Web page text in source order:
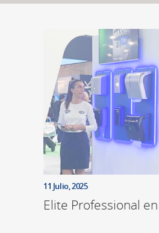
11 Julio, 2025
Elite Professional